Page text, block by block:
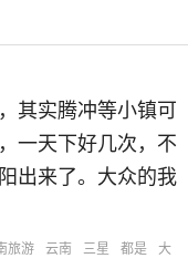
其实腾冲等小镇可
一天下好几次，不
出来了。大众的我
旅游 云南 三星 都是
大